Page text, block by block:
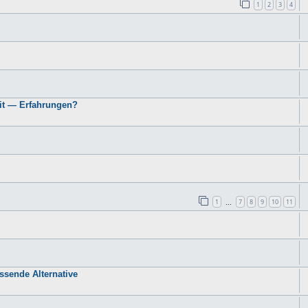
1 2 3 4
— Erfahrungen?
1 7 8 9 10 11
Alternative